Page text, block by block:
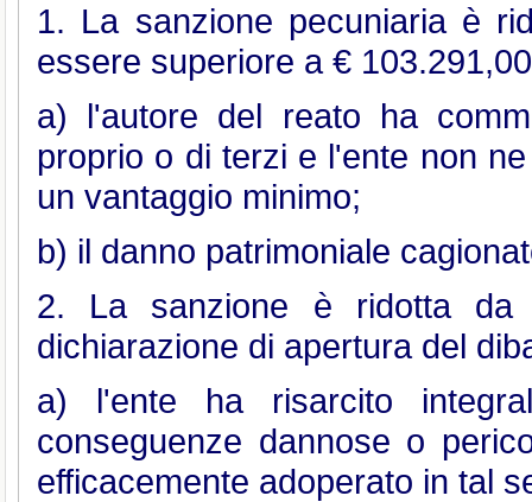
1. La sanzione pecuniaria è
essere superiore a €
a) l'autore del reato ha
proprio o di terzi e l'ente non
un vantaggio minimo;
b) il danno patrimoniale
2. La sanzione è ridotta
dichiarazione di apertura del
a) l'ente ha risarcito
conseguenze dannose o
efficacemente adoperato in tal